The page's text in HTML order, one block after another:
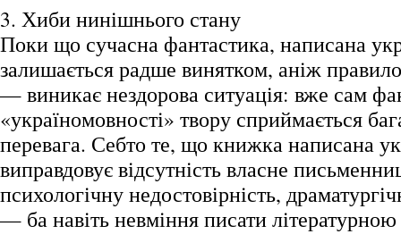
3. Хиби нинішнього стану
Поки що сучасна фантастика, написана
залишається радше винятком, аніж
— виникає нездорова ситуація: вже сам
«україномовності» твору сприймається
перевага. Себто те, що книжка написана
виправдовує відсутність власне
психологічну недостовірність,
— ба навіть невміння писати